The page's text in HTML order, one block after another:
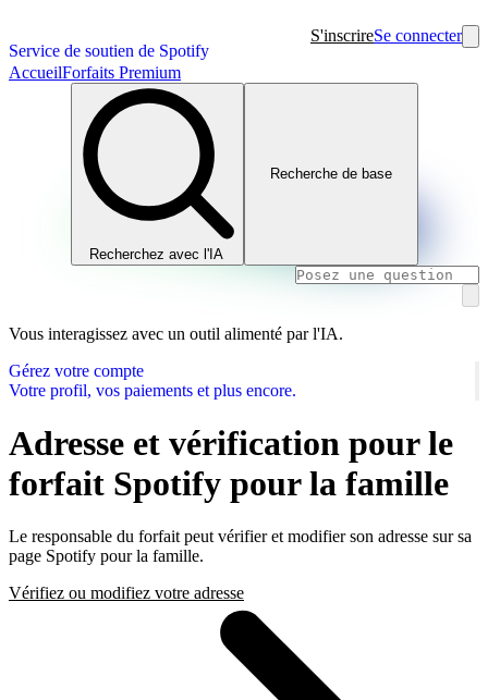
Service de soutien de Spotify
S'inscrireSe connecter
AccueilForfaits Premium
Recherchez avec l'IA
Recherche de base
Vous interagissez avec un outil alimenté par l'IA.
Gérez votre compte
Votre profil, vos paiements et plus encore.
Adresse et vérification pour le
forfait Spotify pour la famille
Le responsable du forfait peut vérifier et modifier son adresse sur sa
page Spotify pour la famille.
Vérifiez ou modifiez votre adresse